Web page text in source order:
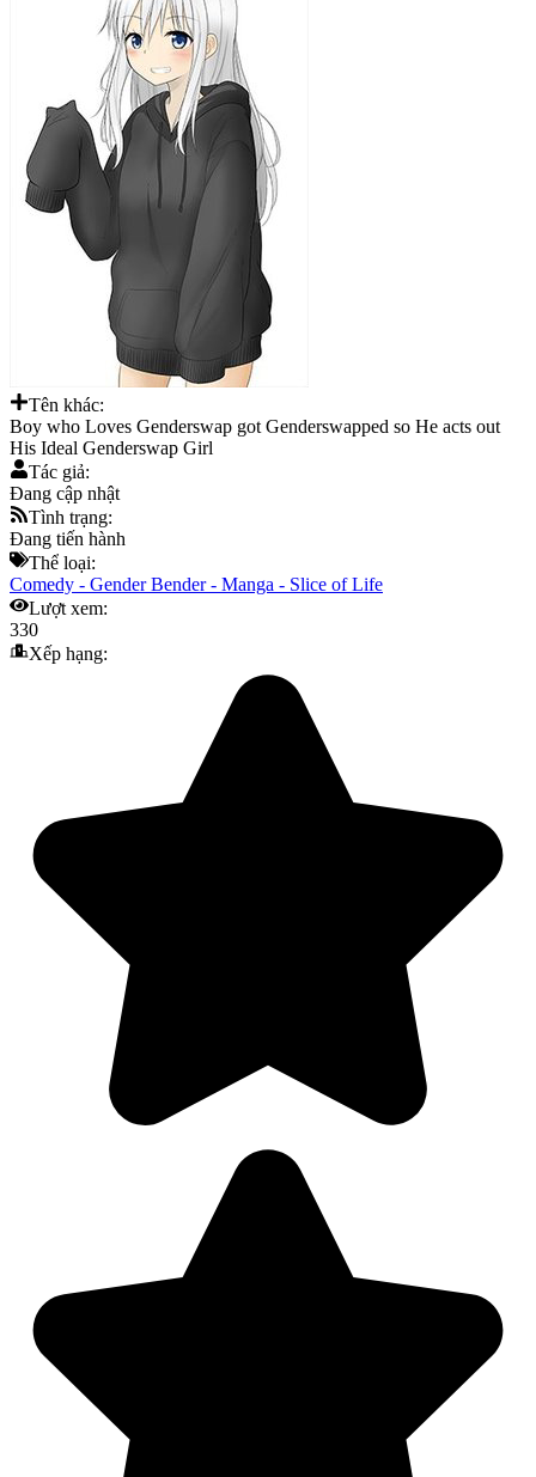
Tên khác:
Boy who Loves Genderswap got Genderswapped so He acts out
His Ideal Genderswap Girl
Tác giả:
Đang cập nhật
Tình trạng:
Đang tiến hành
Thể loại:
Comedy - Gender Bender - Manga - Slice of Life
Lượt xem:
330
Xếp hạng: